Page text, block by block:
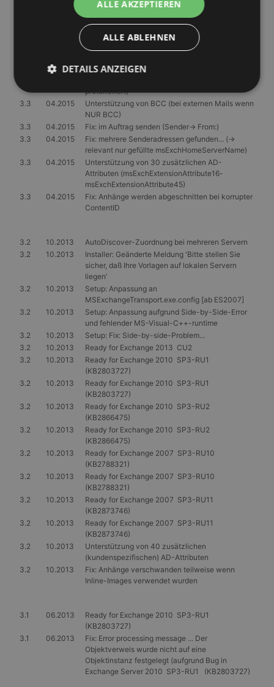
04.2015
Installer: Weitere Textphrasen für Positionierung
bei HTML (-> Zurücksetzen)
Meldung wenn Änderungen in OLXDisclaimer.dat
nicht gespeichert werden können (mangels
04.2015
Unterstützung von BCC (BCC-Empfänger
protokolliert)
3.3
04.2015
Unterstützung von BCC (bei externen Mails wenn
NUR BCC)
3.3
04.2015
Fix: im Auftrag senden (Sender-> From:)
3.3
04.2015
Fix: mehrere Senderadressen gefunden... (->
relevant nur gefüllte msExchHomeServerName)
3.3
04.2015
Unterstützung von 30 zusätzlichen AD-
Attributen (msExchExtensionAttribute16-
msExchExtensionAttribute45)
3.3
04.2015
Fix: Anhänge werden abgeschnitten bei korrupter
ContentID
3.2 10.2013
AutoDiscover-Zuordnung bei mehreren Servern
3.2
10.2013
Installer: Geänderte Meldung 'Bitte stellen Sie
sicher, daß Ihre Vorlagen auf lokalen Servern
liegen'
3.2
10.2013
Setup: Anpassung an
MSExchangeTransport.exe.config [ab ES2007]
3.2
10.2013
Setup: Anpassung aufgrund Side-by-Side-Error
und fehlender MS-Visual-C++-runtime
3.2
10.2013
Setup: Fix: Side-by-side-Problem...
3.2
10.2013
Ready for Exchange 2013 CU2
3.2
10.2013
Ready for Exchange 2010 SP3-RU1
(KB2803727)
3.2
10.2013
Ready for Exchange 2010 SP3-RU1
(KB2803727)
3.2
10.2013
Ready for Exchange 2010 SP3-RU2
(KB2866475)
3.2
10.2013
Ready for Exchange 2010 SP3-RU2
(KB2866475)
3.2
10.2013
Ready for Exchange 2007 SP3-RU10
(KB2788321)
3.2
10.2013
Ready for Exchange 2007 SP3-RU10
(KB2788321)
3.2
10.2013
Ready for Exchange 2007 SP3-RU11
(KB2873746)
3.2
10.2013
Ready for Exchange 2007 SP3-RU11
(KB2873746)
3.2
10.2013
Unterstützung von 40 zusätzlichen
(kundenspezifischen) AD-Attributen
3.2
10.2013
Fix: Anhänge verschwanden teilweise wenn
Inline-Images verwendet wurden
3.1 06.2013
Ready for Exchange 2010 SP3-RU1
(KB2803727)
3.1
06.2013
Fix: Error processing message ... Der
Objektverweis wurde nicht auf eine
Objektinstanz festgelegt (aufgrund Bug in
Exchange Server 2010 SP3-RU1 (KB2803727)
ALLE AKZEPTIEREN
ALLE ABLEHNEN
DETAILS ANZEIGEN
Unbedingt erforderlich
Targeting
Unklassifizierte
Unbedingt erforderliche Cookies ermöglichen
wesentliche Kernfunktionen der Website wie die
Benutzeranmeldung und die Kontoverwaltung.
Ohne die unbedingt erforderlichen Cookies kann die
Website nicht ordnungsgemäß verwendet werden.
PHPSESSID
PHP.net
www.gangl.de
Session
Cookie,
CookieScriptConsent
Anbieter
/
Ablaufdatum
LLC
.gangl.de
Monat
Aktualisierung des
am häufigsten
verwendeten
Anbieter
MUID
Microsoft
Corporation
1 Jahr
verwendet. Es kann
durch eingebettete
Microsoft-Skripte
Anbieter/
Domäne
Ablaufdatum
_tt_enable_cookie
1 Jahr
_rdt_uuid
.gangl.de
3 Monate
.gangl.de
Microsoft
.gangl.de
1 Tag
.gangl.de 1 Jahr